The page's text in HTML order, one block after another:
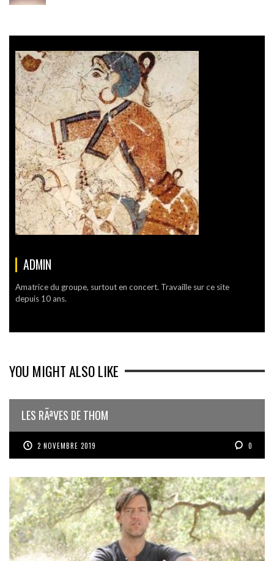
ADMIN
Amatrice du groupe, surtout en concert. Travaille sur ce site
depuis 10 ans.
YOU MIGHT ALSO LIKE
LES RÃªVES DE THOM
2 NOVEMBRE 2019 0